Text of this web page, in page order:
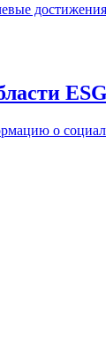
ESG
о